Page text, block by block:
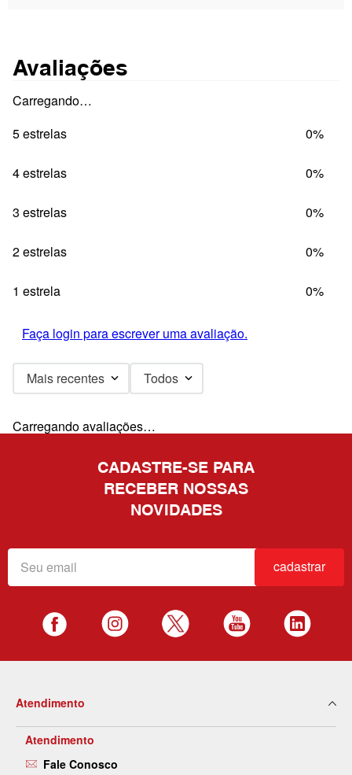
Avaliações
Carregando…
5 estrelas
0%
4 estrelas 0%
3 estrelas 0%
2 estrelas 0%
1 estrela 0%
Faça login para escrever uma avaliação.
Mais recentes Todos
Carregando avaliações…
CADASTRE-SE PARA
RECEBER NOSSAS
NOVIDADES
cadastrar
Atendimento
Atendimento
Fale Conosco